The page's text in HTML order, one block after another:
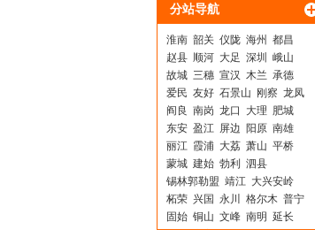
分站导航
淮南 韶关 仪陇 海州 都昌
赵县 顺河 大足 深圳
峨山
故城 三穗 宣汉 木兰 承德
爱民 友好 石景山 刚察 龙凤
阎良 南岗 龙口 大理 肥城
东安 盈江 屏边 阳原 南雄
丽江 霞浦 大荔 萧山 平桥
蒙城 建始 勃利
泗县
锡林郭勒盟 靖江 大兴安岭
柘荣 兴国 永川 格尔木 普宁
固始 铜山 文峰 南明 延长